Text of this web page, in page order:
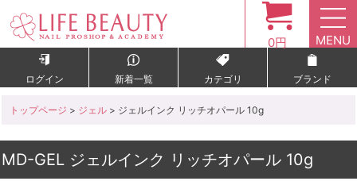
0円 MENU
ログイン 新着一覧 カテゴリ ブランド
トップページ > ジェル > ジェルインク リッチオパール 10g
MD-GEL ジェルインク リッチオパール 10g